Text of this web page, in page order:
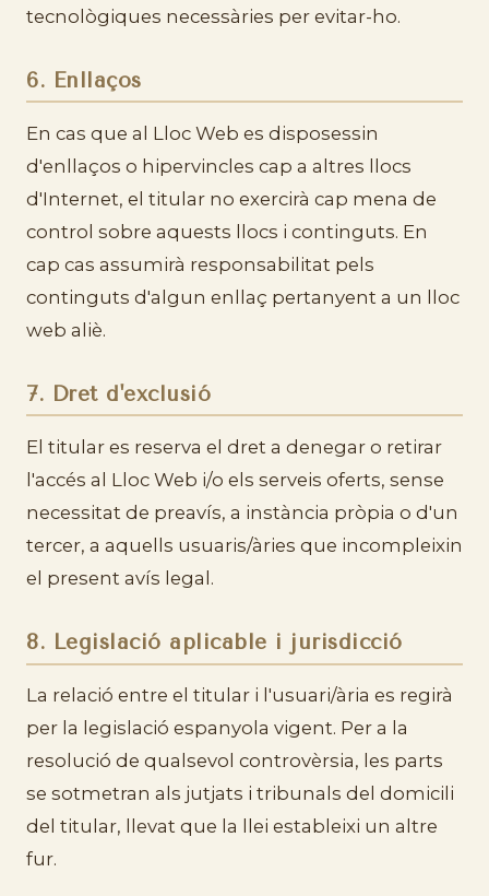
tecnològiques necessàries per evitar-ho.
6. Enllaços
En cas que al Lloc Web es disposessin
d'enllaços o hipervincles cap a altres llocs
d'Internet, el titular no exercirà cap mena de
control sobre aquests llocs i continguts. En
cap cas assumirà responsabilitat pels
continguts d'algun enllaç pertanyent a un lloc
web aliè.
7. Dret d'exclusió
El titular es reserva el dret a denegar o retirar
l'accés al Lloc Web i/o els serveis oferts, sense
necessitat de preavís, a instància pròpia o d'un
tercer, a aquells usuaris/àries que incompleixin
el present avís legal.
8. Legislació aplicable i jurisdicció
La relació entre el titular i l'usuari/ària es regirà
per la legislació espanyola vigent. Per a la
resolució de qualsevol controvèrsia, les parts
se sotmetran als jutjats i tribunals del domicili
del titular, llevat que la llei estableixi un altre
fur.